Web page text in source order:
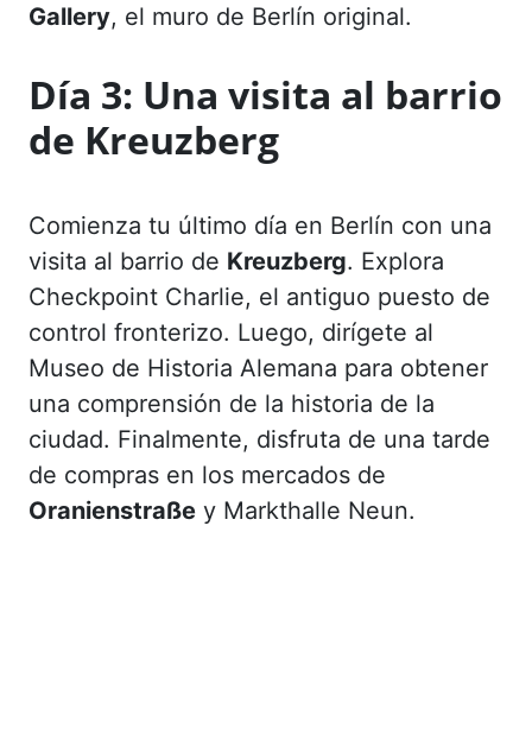
Gallery, el muro de Berlín original.
Día 3: Una visita al barrio
de Kreuzberg
Comienza tu último día en Berlín con una
visita al barrio de Kreuzberg. Explora
Checkpoint Charlie, el antiguo puesto de
control fronterizo. Luego, dirígete al
Museo de Historia Alemana para obtener
una comprensión de la historia de la
ciudad. Finalmente, disfruta de una tarde
de compras en los mercados de
Oranienstraße y Markthalle Neun.